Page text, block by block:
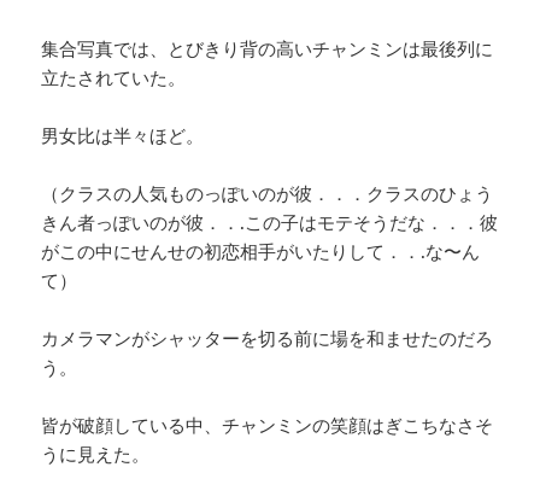
集合写真では、とびきり背の高いチャンミンは最後列に
立たされていた。
男女比は半々ほど。
（クラスの人気ものっぽいのが彼．．．クラスのひょう
きん者っぽいのが彼．．.この子はモテそうだな．．．彼
がこの中にせんせの初恋相手がいたりして．．.な〜ん
て）
カメラマンがシャッターを切る前に場を和ませたのだろ
う。
皆が破顔している中、チャンミンの笑顔はぎこちなさそ
うに見えた。